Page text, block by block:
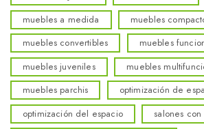
muebles a medida
muebles
muebles convertibles
muebles
muebles juveniles
muebles
muebles parchis
optimización de
optimización del espacio
salones